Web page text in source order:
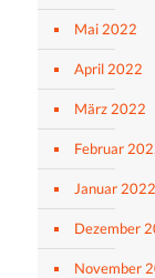
Mai 2022
April 2022
März 2022
Februar
Januar 2022
Dezember
November